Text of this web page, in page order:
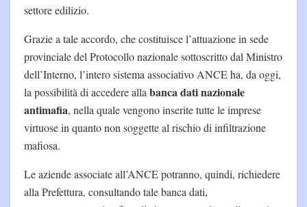
settore edilizio.
Grazie a tale accordo, che costituisce l’attuazione in sede
provinciale del Protocollo nazionale sottoscritto dal Ministro
dell’Interno, l’intero sistema associativo ANCE ha, da oggi,
la possibilità di accedere alla banca dati nazionale
antimafia, nella quale vengono inserite tutte le imprese
virtuose in quanto non soggette al rischio di infiltrazione
mafiosa.
Le aziende associate all’ANCE potranno, quindi, richiedere
alla Prefettura, consultando tale banca dati,